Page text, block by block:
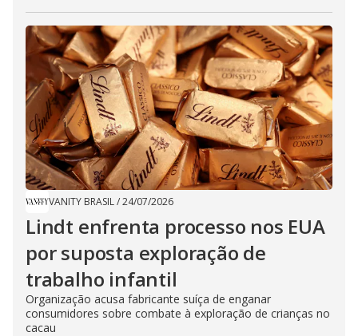
VANITY BRASIL/24/07/2026
Lindt enfrenta processo nos EUA
por suposta exploração de
trabalho infantil
Organização acusa fabricante suíça de enganar
consumidores sobre combate à exploração de crianças no
cacau